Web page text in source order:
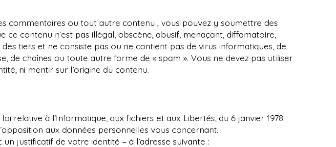
commentaires ou tout autre contenu ; vous pouvez y soumettre des
contenu n’est pas illégal, obscène, abusif, menaçant, diffamatoire,
tiers et ne consiste pas ou ne contient pas de virus informatiques, de
de chaînes ou toute autre forme de « spam ». Vous ne devez pas utiliser
ni mentir sur l’origine du contenu.
relative à l’Informatique, aux fichiers et aux Libertés, du 6 janvier 1978.
aux données personnelles vous concernant.
justificatif de votre identité – à l’adresse suivante :